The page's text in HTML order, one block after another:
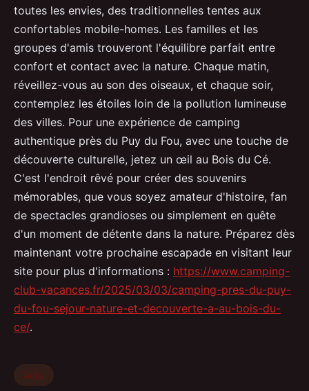
toutes les envies, des traditionnelles tentes aux
confortables mobile-homes. Les familles et les
groupes d'amis trouveront l'équilibre parfait entre
confort et contact avec la nature. Chaque matin,
réveillez-vous au son des oiseaux, et chaque soir,
contemplez les étoiles loin de la pollution lumineuse
des villes. Pour une expérience de camping
authentique près du Puy du Fou, avec une touche de
découverte culturelle, jetez un œil au Bois du Cé.
C'est l'endroit rêvé pour créer des souvenirs
mémorables, que vous soyez amateur d'histoire, fan
de spectacles grandioses ou simplement en quête
d'un moment de détente dans la nature. Préparez dès
maintenant votre prochaine escapade en visitant leur
site pour plus d'informations : https://www.camping-
club-vacances.fr/2025/03/03/camping-pres-du-puy-
du-fou-sejour-nature-et-decouverte-a-au-bois-du-
ce/.
Actu